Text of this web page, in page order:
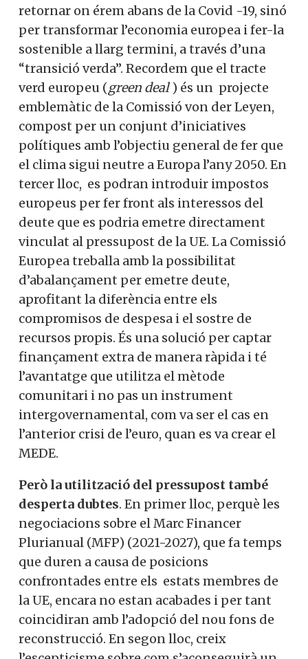
retornar on érem abans de la Covid -19, sinó
per transformar l’economia europea i fer-la
sostenible a llarg termini, a través d’una
“transició verda”. Recordem que el tracte
verd europeu (green deal) és un projecte
emblemàtic de la Comissió von der Leyen,
compost per un conjunt d’iniciatives
polítiques amb l’objectiu general de fer que
el clima sigui neutre a Europa l’any 2050. En
tercer lloc, es podran introduir impostos
europeus per fer front als interessos del
deute que es podria emetre directament
vinculat al pressupost de la UE. La Comissió
Europea treballa amb la possibilitat
d’abalançament per emetre deute,
aprofitant la diferència entre els
compromisos de despesa i el sostre de
recursos propis. És una solució per captar
finançament extra de manera ràpida i té
l’avantatge que utilitza el mètode
comunitari i no pas un instrument
intergovernamental, com va ser el cas en
l’anterior crisi de l’euro, quan es va crear el
MEDE.
Però la utilització del pressupost també
desperta dubtes. En primer lloc, perquè les
negociacions sobre el Marc Financer
Plurianual (MFP) (2021-2027), que fa temps
que duren a causa de posicions
confrontades entre els estats membres de
la UE, encara no estan acabades i per tant
coincidiran amb l’adopció del nou fons de
reconstrucció. En segon lloc, creix